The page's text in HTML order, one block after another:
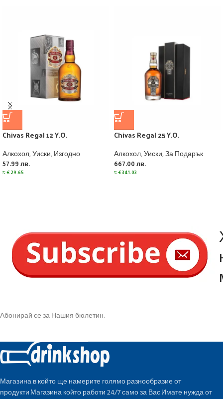
Chivas Regal 12 Y.O.
Алкохол,Уиски,Изгодно
57.99 лв.
≈€29.65
Chivas Regal 25 Y.O.
Алкохол,Уиски,За Подарък
667.00 лв.
≈€341.03
Абонирай се за Нашия бюлетин.
Магазина в който ще намерите голямо разнообразие от
продукти.Магазина който работи 24/7 само за Вас.Имате нужда от